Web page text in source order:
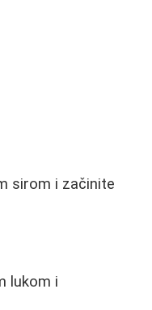
sirom i začinite
lukom i